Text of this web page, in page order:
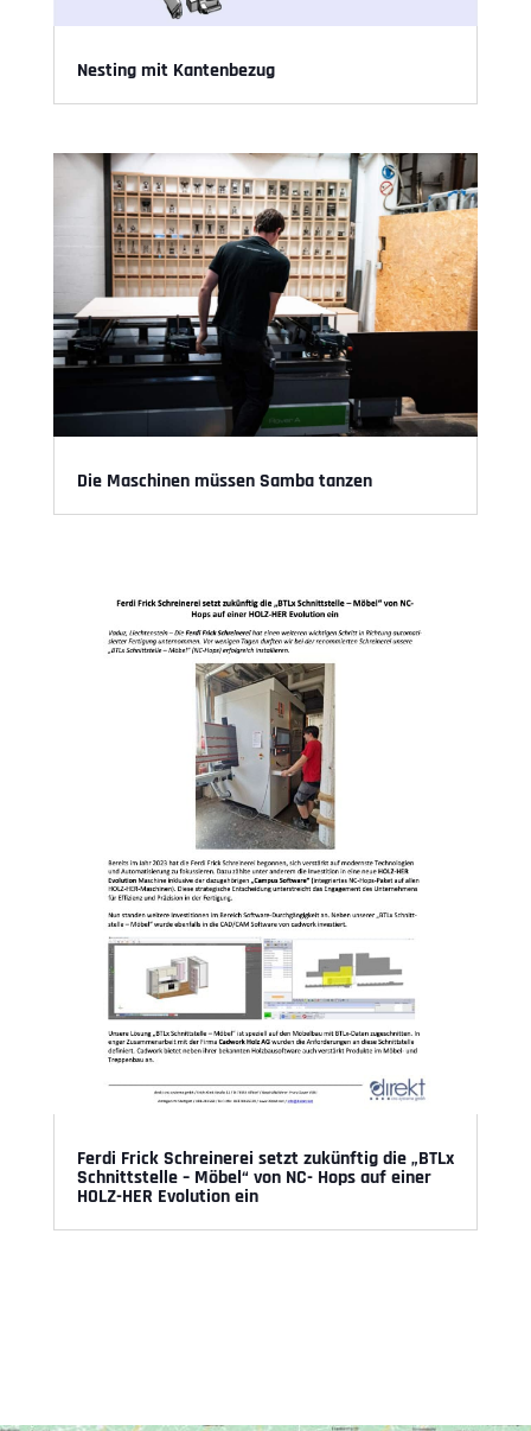
Nesting mit Kantenbezug
Die Maschinen müssen Samba tanzen
Ferdi Frick Schreinerei setzt zukünftig die „BTLx
Schnittstelle – Möbel“ von NC- Hops auf einer
HOLZ-HER Evolution ein